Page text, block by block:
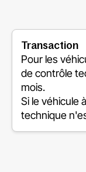
Transaction
Pour les
de contrôle
mois.
Si le véhicule
technique